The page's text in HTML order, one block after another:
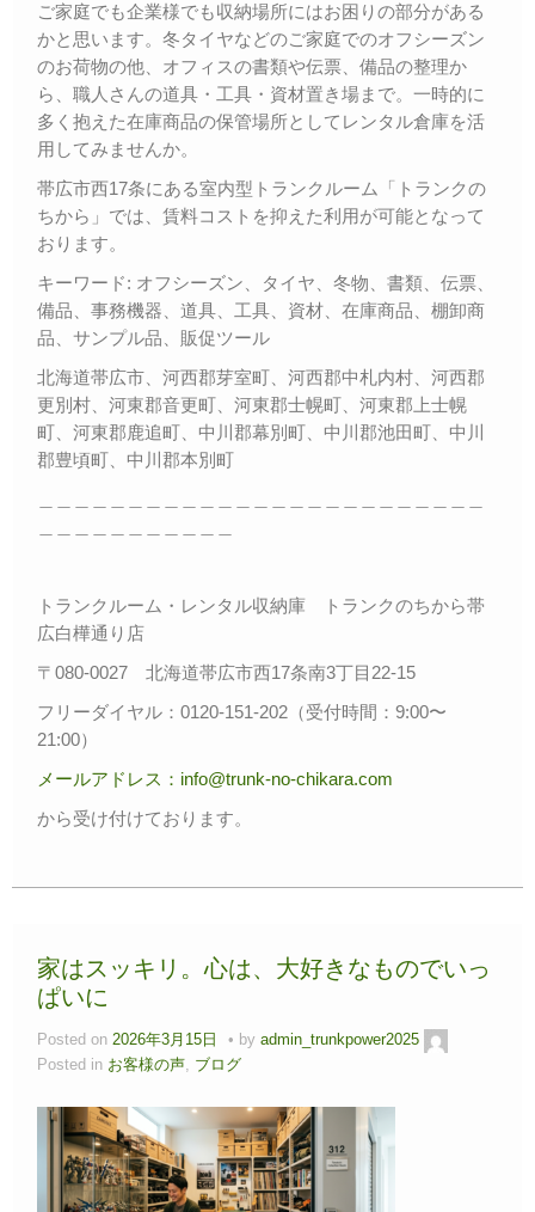
ご家庭でも企業様でも収納場所にはお困りの部分がある
かと思います。冬タイヤなどのご家庭でのオフシーズン
のお荷物の他、オフィスの書類や伝票、備品の整理か
ら、職人さんの道具・工具・資材置き場まで。一時的に
多く抱えた在庫商品の保管場所としてレンタル倉庫を活
用してみませんか。
帯広市西17条にある室内型トランクルーム「トランクの
ちから」では、賃料コストを抑えた利用が可能となって
おります。
キーワード: オフシーズン、タイヤ、冬物、書類、伝票、
備品、事務機器、道具、工具、資材、在庫商品、棚卸商
品、サンプル品、販促ツール
北海道帯広市、河西郡芽室町、河西郡中札内村、河西郡
更別村、河東郡音更町、河東郡士幌町、河東郡上士幌
町、河東郡鹿追町、中川郡幕別町、中川郡池田町、中川
郡豊頃町、中川郡本別町
トランクルーム・レンタル収納庫 トランクのちから帯
広白樺通り店
〒080-0027 北海道帯広市西17条南3丁目22-15
フリーダイヤル：0120-151-202（受付時間：9:00〜
21:00）
メールアドレス：info@trunk-no-chikara.com
から受け付けております。
家はスッキリ。心は、大好きなものでいっ
ぱいに
Posted on 2026年3月15日 by admin_trunkpower2025
Posted in お客様の声, ブログ